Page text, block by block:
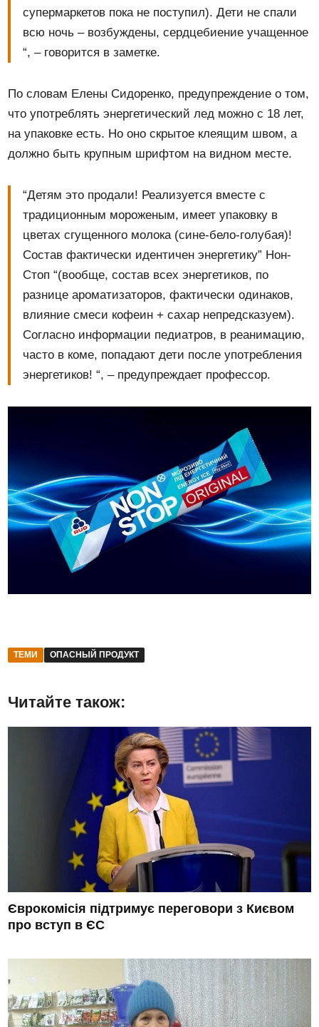
супермаркетов пока не поступил). Дети не спали
всю ночь – возбуждены, сердцебиение учащенное
“, – говорится в заметке.
По словам Елены Сидоренко, предупреждение о том,
что употреблять энергетический лед можно с 18 лет,
на упаковке есть. Но оно скрытое клеящим швом, а
должно быть крупным шрифтом на видном месте.
“Детям это продали! Реализуется вместе с
традиционным мороженым, имеет упаковку в
цветах сгущенного молока (сине-бело-голубая)!
Состав фактически идентичен энергетику” Нон-
Стоп “(вообще, состав всех энергетиков, по
разнице ароматизаторов, фактически одинаков,
влияние смеси кофеин + сахар непредсказуем).
Согласно информации педиатров, в реанимацию,
часто в коме, попадают дети после употребления
энергетиков! “, – предупреждает профессор.
ТЕМИ ОПАСНЫЙ ПРОДУКТ
Читайте також:
Єврокомісія підтримує переговори з Києвом
про вступ в ЄС